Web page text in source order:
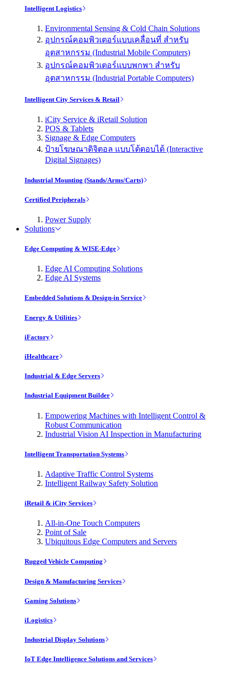
Intelligent Logistics
Environmental Sensing & Cold Chain Solutions
อุปกรณ์คอมพิวเตอร์แบบเคลื่อนที่ สำหรับ
อุตสาหกรรม (Industrial Mobile Computers)
อุปกรณ์คอมพิวเตอร์แบบพกพา สำหรับ
อุตสาหกรรม (Industrial Portable Computers)
Intelligent City Services & Retail
iCity Service & iRetail Solution
POS & Tablets
Signage & Edge Computers
ป้ายโฆษณาดิจิตอล แบบโต้ตอบได้ (Interactive
Digital Signages)
Industrial Mounting (Stands/Arms/Carts)
Certified Peripherals
Power Supply
Solutions
Edge Computing & WISE-Edge
Edge AI Computing Solutions
Edge AI Systems
Embedded Solutions & Design-in Service
Energy & Utilities
iFactory
iHealthcare
Industrial & Edge Servers
Industrial Equipment Builder
Empowering Machines with Intelligent Control &
Robust Communication
Industrial Vision AI Inspection in Manufacturing
Intelligent Transportation Systems
Adaptive Traffic Control Systems
Intelligent Railway Safety Solution
iRetail & iCity Services
All-in-One Touch Computers
Point of Sale
Ubiquitous Edge Computers and Servers
Rugged Vehicle Computing
Design & Manufacturing Services
Gaming Solutions
iLogistics
Industrial Display Solutions
IoT Edge Intelligence Solutions and Services